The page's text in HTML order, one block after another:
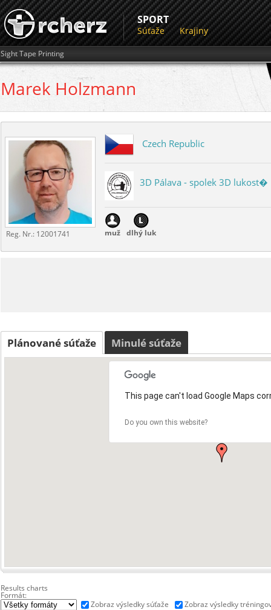
SPORT
Súťaže Krajiny
Sight Tape Printing
Marek Holzmann
Reg. Nr.: 12001741
Czech Republic
3D Pálava - spolek 3D lukost�
muž dlhý luk
Plánované súťaže Minulé súťaže
This page can't load Google Maps
Do you own this website?
Results charts
Formát:
Zobraz výsledky súťaže
Zobraz výsledky